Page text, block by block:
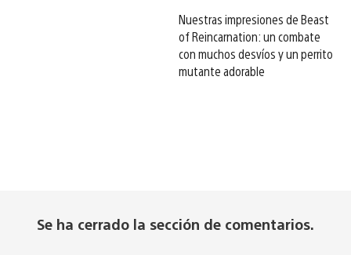
Nuestras impresiones de Beast
of Reincarnation: un combate
con muchos desvíos y un perrito
mutante adorable
Se ha cerrado la sección de comentarios.